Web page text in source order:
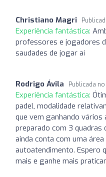
Christiano Magri
Experiência fantástica:
professores e jogadores
saudades de jogar aí
Rodrigo Ávila Publicada no
Experiência fantástica:
padel, modalidade
que vem ganhando
preparado com 3 quadras
ainda conta com uma
autoatendimento. Espero
mais e ganhe mais